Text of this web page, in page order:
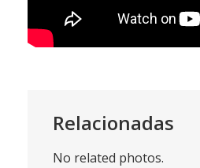
Relacionadas
No related photos.